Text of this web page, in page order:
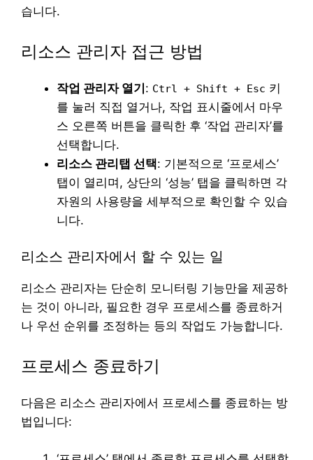
습니다.
리소스 관리자 접근 방법
작업 관리자 열기 : Ctrl + Shift + Esc 키
를 눌러 직접 열거나, 작업 표시줄에서 마우
스 오른쪽 버튼을 클릭한 후 ‘작업 관리자’를
선택합니다.
리소스 관리탭 선택: 기본적으로 ‘프로세스’
탭이 열리며, 상단의 ‘성능’ 탭을 클릭하면 각
자원의 사용량을 세부적으로 확인할 수 있습
니다.
리소스 관리자에서 할 수 있는 일
리소스 관리자는 단순히 모니터링 기능만을 제공하
는 것이 아니라, 필요한 경우 프로세스를 종료하거
나 우선 순위를 조정하는 등의 작업도 가능합니다.
프로세스 종료하기
다음은 리소스 관리자에서 프로세스를 종료하는 방
법입니다: